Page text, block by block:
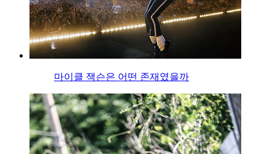
마이클 잭슨은 어떤 존재였을까